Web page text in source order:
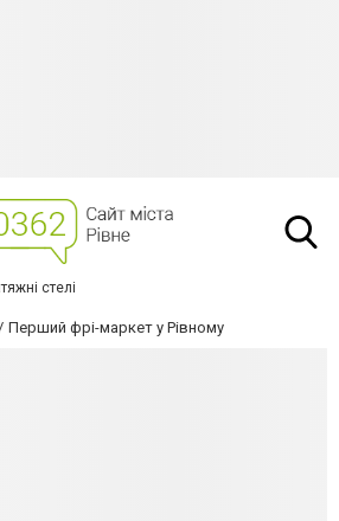
стелі
Перший фрі-маркет у Рівному